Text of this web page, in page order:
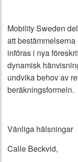
Mobility Sweden
att
införas i nya
dynamisk
undvika behov av
beräkningsformeln.
Vänliga hälsningar
Calle Beckvid,